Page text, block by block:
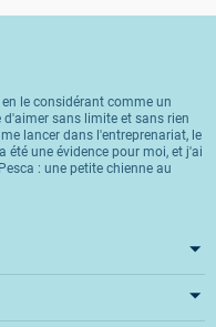
le considérant comme un
sans limite et sans rien
lancer dans l'entreprenariat, le
été une évidence pour moi, et j'ai
: une petite chienne au